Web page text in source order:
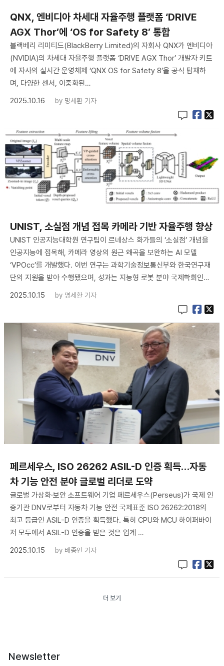
QNX, 엔비디아 차세대 자율주행 플랫폼 ‘DRIVE
AGX Thor’에 ‘OS for Safety 8’ 통합
블랙베리 리미티드(BlackBerry Limited)의 자회사 QNX가 엔비디아
(NVIDIA)의 차세대 자율주행 플랫폼 ‘DRIVE AGX Thor’ 개발자 키트
에 자사의 실시간 운영체제 ‘QNX OS for Safety 8’을 공식 탑재하
며, 다양한 센서, 이중화된…
2025.10.16
by 명세환 기자
UNIST, 소실점 개념 접목 카메라 기반 자율주행 향상
UNIST 인공지능대학원 연구팀이 르네상스 화가들의 ‘소실점’ 개념을
인공지능에 접목해, 카메라 영상의 원근 왜곡을 보완하는 AI 모델
‘VPOcc’를 개발했다. 이번 연구는 과학기술정보통신부와 한국연구재
단의 지원을 받아 수행됐으며, 성과는 지능형 로봇 분야 국제학회인…
2025.10.15
by 명세환 기자
페르세우스, ISO 26262 ASIL-D 인증 획득…자동
차 기능 안전 분야 글로벌 리더로 도약
글로벌 가상화·보안 소프트웨어 기업 페르세우스(Perseus)가 국제 인
증기관 DNV로부터 자동차 기능 안전 국제표준 ISO 26262:2018의
최고 등급인 ASIL-D 인증을 획득했다. 특히 CPU와 MCU 하이퍼바이
저 모두에서 ASIL-D 인증을 받은 것은 업계 …
2025.10.15
by 배종인 기자
더 보기
Newsletter